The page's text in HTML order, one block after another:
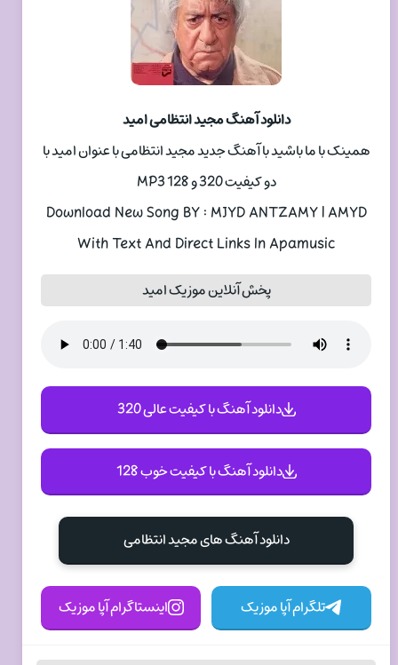
دانلود آهنگ مجید انتظامی امید
همینک با ما باشید با آهنگ جدید مجید انتظامی با عنوان امید با
دو کیفیت 320 و 128 MP3
Download New Song BY : MJYD ANTZAMY | AMYD
With Text And Direct Links In Apamusic
پخش آنلاین موزیک امید
دانلود آهنگ با کیفیت عالی 320
دانلود آهنگ با کیفیت خوب 128
دانلود آهنگ های مجید انتظامی
تلگرام آپا موزیک اینستاگرام آپا موزیک